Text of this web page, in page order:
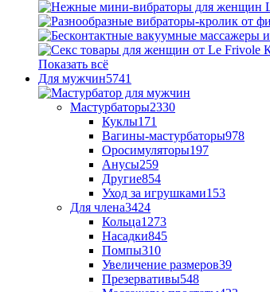
Показать всё
Для мужчин5741
Мастурбаторы2330
Куклы171
Вагины-мастурбаторы978
Оросимуляторы197
Анусы259
Другие854
Уход за игрушками153
Для члена3424
Кольца1273
Насадки845
Помпы310
Увеличение размеров39
Презервативы548